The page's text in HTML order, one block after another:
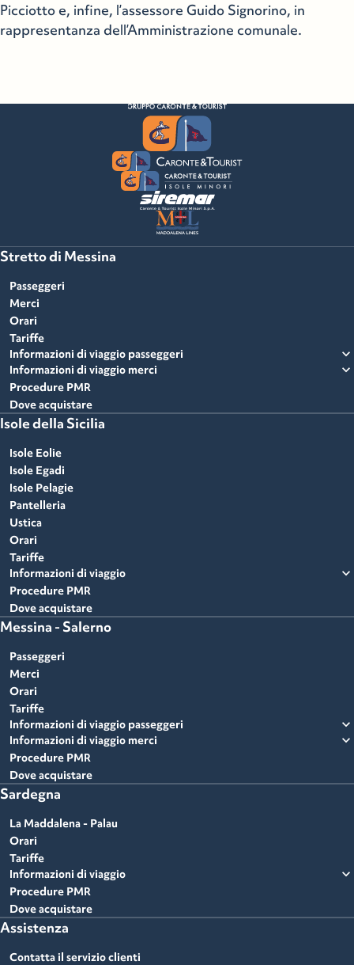
Picciotto e, infine, l’assessore Guido Signorino, in
rappresentanza dell’Amministrazione comunale.
Stretto di Messina
Passeggeri
Merci
Orari
Tariffe
Informazioni di viaggio passeggeri
expand_more
Informazioni di viaggio merci expand_more
Procedure PMR
Dove acquistare
Isole della Sicilia
Isole Eolie
Isole Egadi
Isole Pelagie
Pantelleria
Ustica
Orari
Tariffe
Informazioni di viaggio
expand_more
Procedure PMR
Dove acquistare
Messina - Salerno
Passeggeri
Merci
Orari
Tariffe
Informazioni di viaggio passeggeri
expand_more
Informazioni di viaggio merci expand_more
Procedure PMR
Dove acquistare
Sardegna
La Maddalena - Palau
Orari
Tariffe
Informazioni di viaggio
expand_more
Procedure PMR
Dove acquistare
Assistenza
Contatta il servizio clienti